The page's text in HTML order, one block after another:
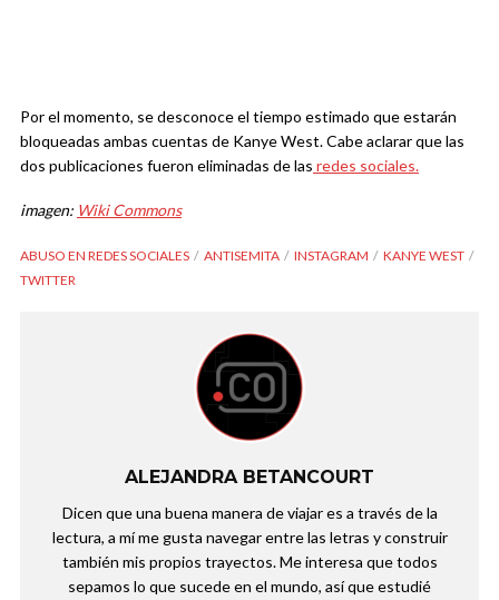
Por el momento, se desconoce el tiempo estimado que estarán
bloqueadas ambas cuentas de Kanye West. Cabe aclarar que las
dos publicaciones fueron eliminadas de las redes sociales.
imagen: Wiki Commons
ABUSO EN REDES SOCIALES ANTISEMITA INSTAGRAM
KANYE WEST
TWITTER
ALEJANDRA BETANCOURT
Dicen que una buena manera de viajar es a través de la
lectura, a mí me gusta navegar entre las letras y construir
también mis propios trayectos. Me interesa que todos
sepamos lo que sucede en el mundo, así que estudié